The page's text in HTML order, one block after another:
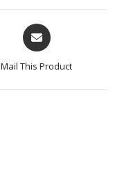
Mail This Product